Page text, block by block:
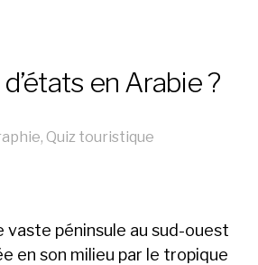
en Arabie ?
, Quiz touristique
vaste péninsule au sud-ouest
en son milieu par le tropique